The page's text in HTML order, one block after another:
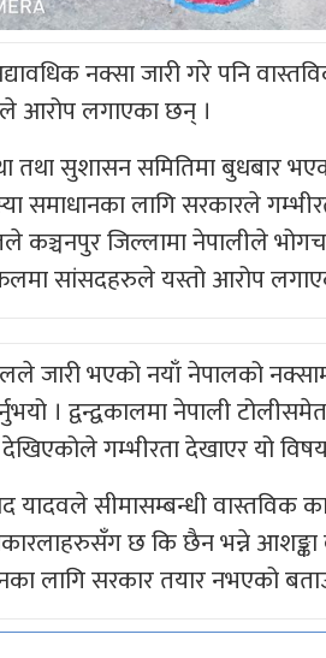
नक्सा जारी गरे पनि
आरोप लगाएका छन् ।
तथा सुशासन समितिमा बुधबार
समाधानका लागि सरकारले
कञ्चनपुर जिल्लामा नेपालीले
सांसदहरुले यस्तो आरोप
जारी भएको नयाँ नेपालको
। द्वन्द्वकालमा नेपाली
गम्भीरता देखाएर यो
यादवले सीमासम्बन्धी वास्तविक
छ कि छैन भन्ने आशङ्का
लागि सरकार तयार नभएको